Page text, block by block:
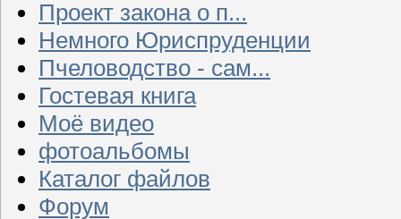
Проект закона о п...
Немного Юриспруденции
Пчеловодство - сам...
Гостевая книга
Моё видео
фотоальбомы
Каталог файлов
Форум